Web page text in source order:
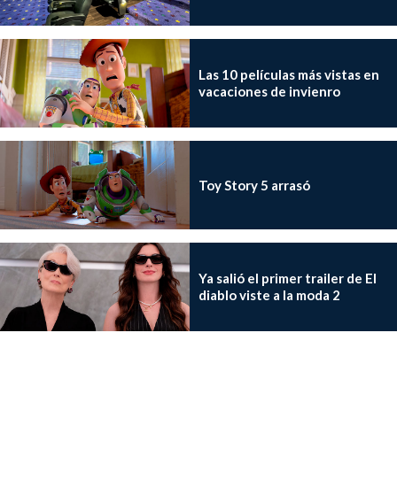
Las 10 películas más vistas en
vacaciones de invienro
Toy Story 5 arrasó
Ya salió el primer trailer de El
diablo viste a la moda 2